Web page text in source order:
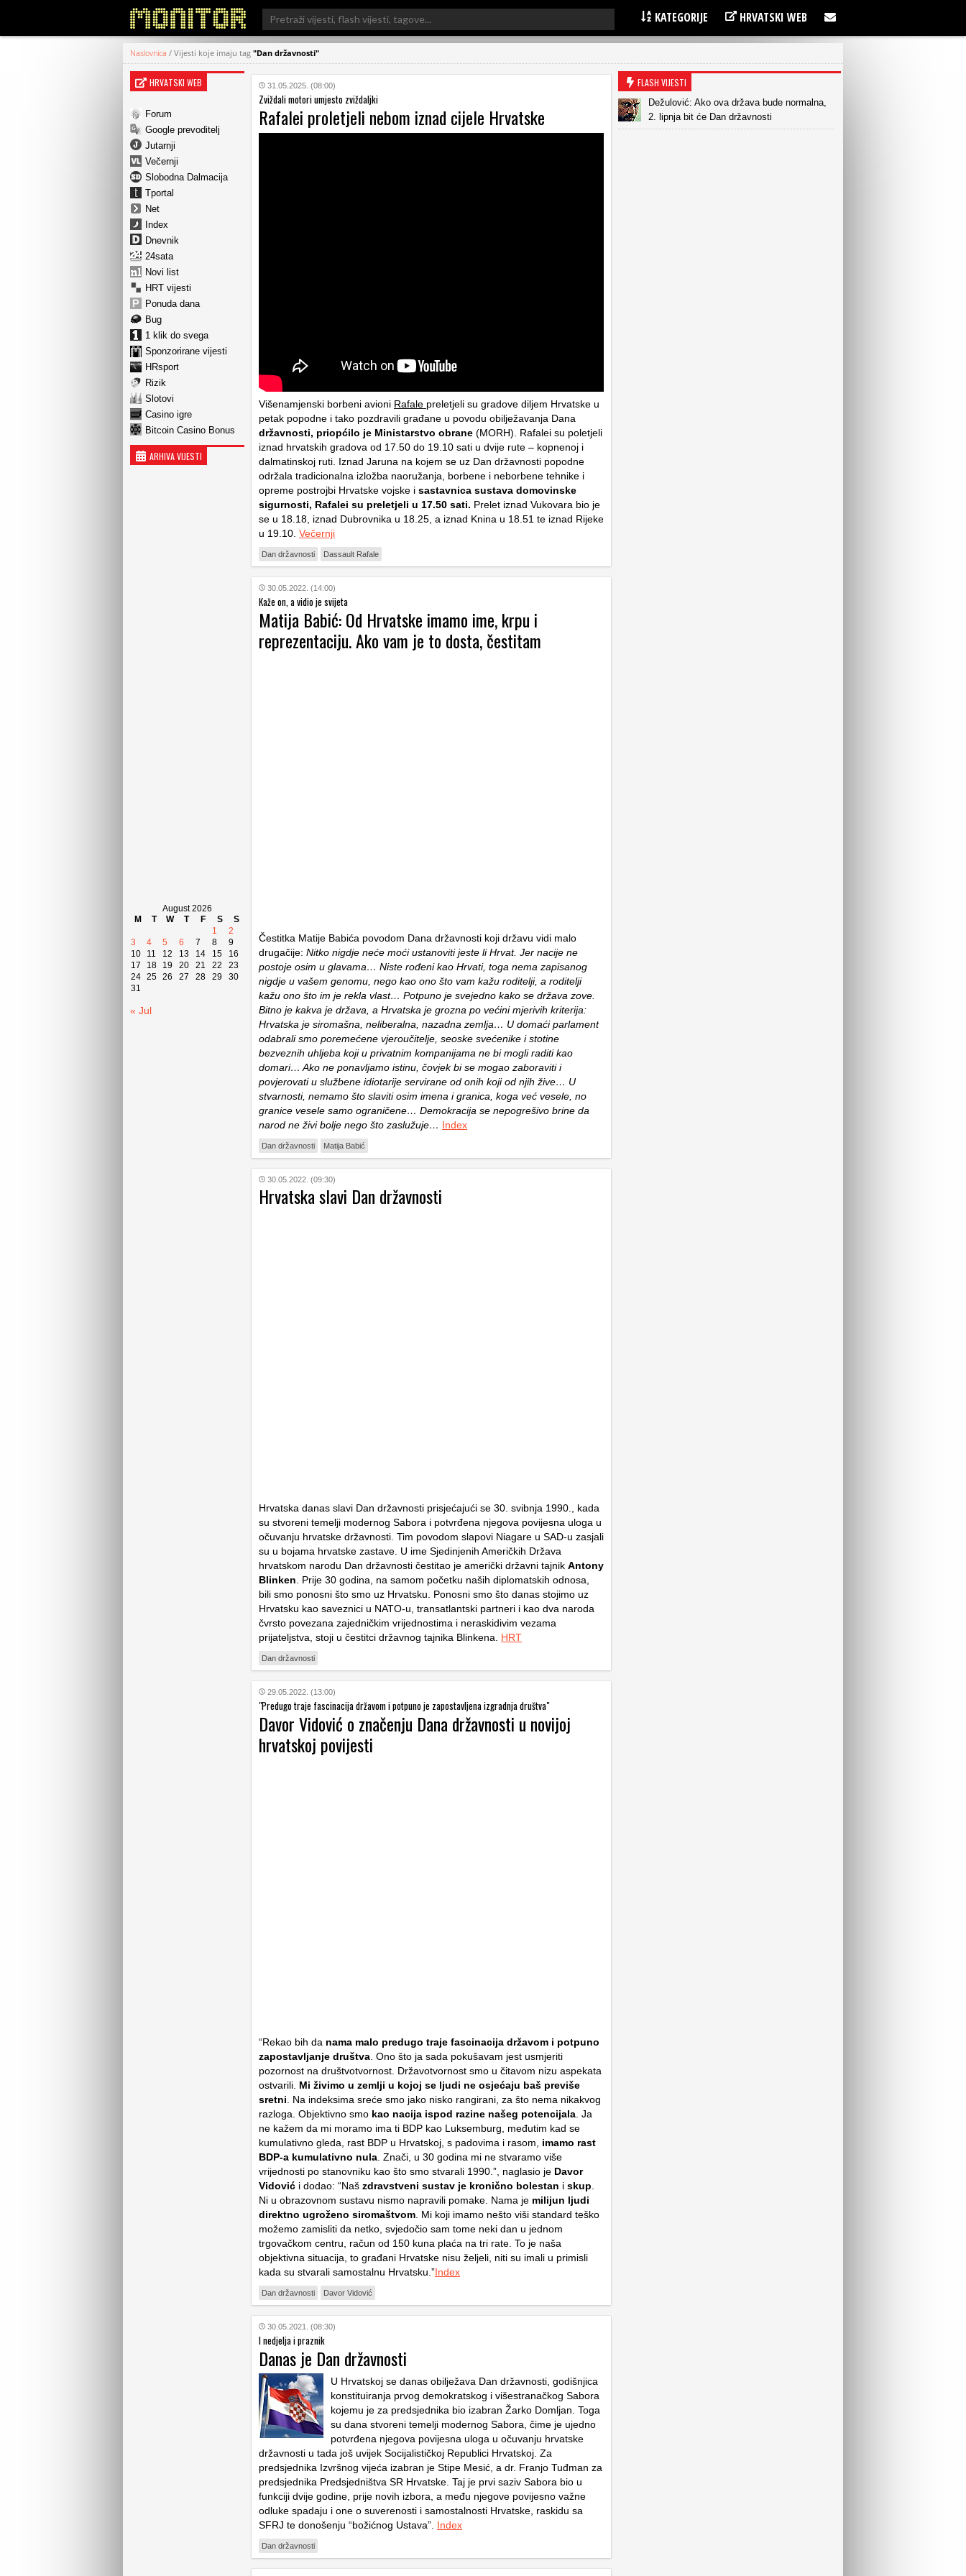
Search
for:
KATEGORIJE HRVATSKI WEB
Naslovnica / Vijesti koje imaju tag "Dan državnosti"
HRVATSKI WEB
Forum
Google prevoditelj
Jutarnji
Večernji
Slobodna Dalmacija
Tportal
Net
Index
Dnevnik
24sata
Novi list
HRT vijesti
Ponuda dana
Bug
1 klik do svega
Sponzorirane vijesti
HRsport
Rizik
Slotovi
Casino igre
Bitcoin Casino Bonus
ARHIVA VIJESTI
August 2026
M
T W T F S
S
1
2
3
4 5 6 7 8
9
10
11 12 13 14 15
16
17
18 19 20 21 22
23
24 25 26 27 28 29
30
31
« Jul
31.05.2025. (08:00)
Zviždali motori umjesto zviždaljki
Rafalei proletjeli nebom iznad cijele Hrvatske
Višenamjenski borbeni avioni Rafale preletjeli su gradove diljem Hrvatske u
petak popodne i tako pozdravili građane u povodu obilježavanja Dana
državnosti, priopćilo je Ministarstvo obrane (MORH). Rafalei su poletjeli
iznad hrvatskih gradova od 17.50 do 19.10 sati u dvije rute – kopnenoj i
dalmatinskoj ruti. Iznad Jaruna na kojem se uz Dan državnosti popodne
održala tradicionalna izložba naoružanja, borbene i neborbene tehnike i
opreme postrojbi Hrvatske vojske i sastavnica sustava domovinske
sigurnosti, Rafalei su preletjeli u 17.50 sati. Prelet iznad Vukovara bio je
se u 18.18, iznad Dubrovnika u 18.25, a iznad Knina u 18.51 te iznad Rijeke
u 19.10. Večernji
Dan državnosti Dassault Rafale
30.05.2022. (14:00)
Kaže on, a vidio je svijeta
Matija Babić: Od Hrvatske imamo ime, krpu i
reprezentaciju. Ako vam je to dosta, čestitam
Čestitka Matije Babića povodom Dana državnosti koji državu vidi malo
drugačije: Nitko nigdje neće moći ustanoviti jeste li Hrvat. Jer nacije ne
postoje osim u glavama… Niste rođeni kao Hrvati, toga nema zapisanog
nigdje u vašem genomu, nego kao ono što vam kažu roditelji, a roditelji
kažu ono što im je rekla vlast… Potpuno je svejedno kako se država zove.
Bitno je kakva je država, a Hrvatska je grozna po većini mjerivih kriterija:
Hrvatska je siromašna, neliberalna, nazadna zemlja… U domaći parlament
odabrali smo poremećene vjeroučitelje, seoske svećenike i stotine
bezveznih uhljeba koji u privatnim kompanijama ne bi mogli raditi kao
domari… Ako ne ponavljamo istinu, čovjek bi se mogao zaboraviti i
povjerovati u službene idiotarije servirane od onih koji od njih žive… U
stvarnosti, nemamo što slaviti osim imena i granica, koga već vesele, no
granice vesele samo ograničene… Demokracija se nepogrešivo brine da
narod ne živi bolje nego što zaslužuje… Index
Dan državnosti Matija Babić
30.05.2022. (09:30)
Hrvatska slavi Dan državnosti
Hrvatska danas slavi Dan državnosti prisjećajući se 30. svibnja 1990., kada
su stvoreni temelji modernog Sabora i potvrđena njegova povijesna uloga u
očuvanju hrvatske državnosti. Tim povodom slapovi Niagare u SAD-u zasjali
su u bojama hrvatske zastave. U ime Sjedinjenih Američkih Država
hrvatskom narodu Dan državnosti čestitao je američki državni tajnik Antony
Blinken . Prije 30 godina, na samom početku naših diplomatskih odnosa,
bili smo ponosni što smo uz Hrvatsku. Ponosni smo što danas stojimo uz
Hrvatsku kao saveznici u NATO-u, transatlantski partneri i kao dva naroda
čvrsto povezana zajedničkim vrijednostima i neraskidivim vezama
prijateljstva, stoji u čestitci državnog tajnika Blinkena. HRT
Dan državnosti
29.05.2022. (13:00)
"Predugo traje fascinacija državom i potpuno je zapostavljena izgradnja društva"
Davor Vidović o značenju Dana državnosti u novijoj
hrvatskoj povijesti
“Rekao bih da nama malo predugo traje fascinacija državom i potpuno
zapostavljanje društva . Ono što ja sada pokušavam jest usmjeriti
pozornost na društvotvornost. Državotvornost smo u čitavom nizu aspekata
ostvarili. Mi živimo u zemlji u kojoj se ljudi ne osjećaju baš previše
sretni . Na indeksima sreće smo jako nisko rangirani, za što nema nikakvog
razloga. Objektivno smo kao nacija ispod razine našeg potencijala . Ja
ne kažem da mi moramo ima ti BDP kao Luksemburg, međutim kad se
kumulativno gleda, rast BDP u Hrvatskoj, s padovima i rasom, imamo rast
BDP-a kumulativno nula . Znači, u 30 godina mi ne stvaramo više
vrijednosti po stanovniku kao što smo stvarali 1990.”, naglasio je Davor
Vidović i dodao: “Naš zdravstveni sustav je kronično bolestan i skup
Ni u obrazovnom sustavu nismo napravili pomake. Nama je milijun ljudi
direktno ugroženo siromaštvom . Mi koji imamo nešto viši standard teško
možemo zamisliti da netko, svjedočio sam tome neki dan u jednom
trgovačkom centru, račun od 150 kuna plaća na tri rate. To je naša
objektivna situacija, to građani Hrvatske nisu željeli, niti su imali u primisli
kada su stvarali samostalnu Hrvatsku.”Index
Dan državnosti Davor Vidović
30.05.2021. (08:30)
I nedjelja i praznik
Danas je Dan državnosti
U Hrvatskoj se danas obilježava Dan državnosti, godišnjica
konstituiranja prvog demokratskog i višestranačkog Sabora
kojemu je za predsjednika bio izabran Žarko Domljan. Toga
su dana stvoreni temelji modernog Sabora, čime je ujedno
potvrđena njegova povijesna uloga u očuvanju hrvatske
državnosti u tada još uvijek Socijalističkoj Republici Hrvatskoj. Za
predsjednika Izvršnog vijeća izabran je Stipe Mesić, a dr. Franjo Tuđman za
predsjednika Predsjedništva SR Hrvatske. Taj je prvi saziv Sabora bio u
funkciji dvije godine, prije novih izbora, a među njegove povijesno važne
odluke spadaju i one o suverenosti i samostalnosti Hrvatske, raskidu sa
SFRJ te donošenju “božićnog Ustava”. Index
Dan državnosti
FLASH VIJESTI
Dežulović: Ako ova država bude normalna,
2. lipnja bit će Dan državnosti